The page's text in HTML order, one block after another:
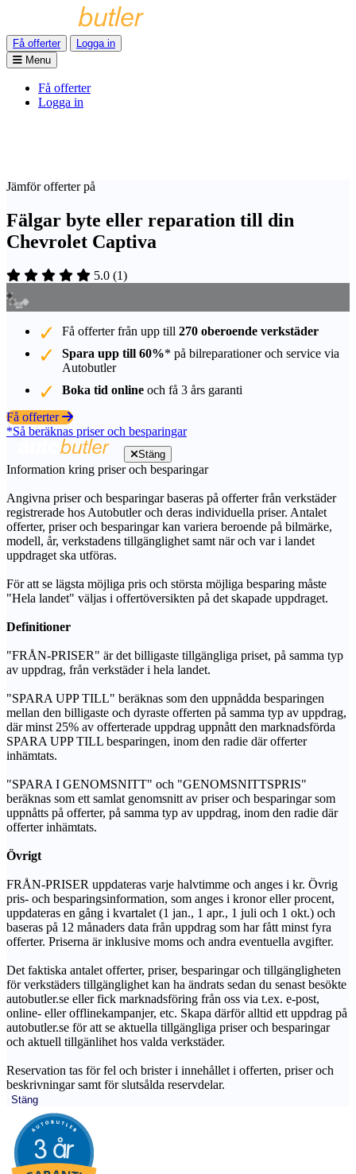
Få offerter
Logga in
Menu
Få offerter
Logga in
Jämför offerter på
Fälgar byte eller reparation till din
Chevrolet Captiva
5.0 (1)
Få offerter från upp till 270 oberoende verkstäder
Spara upp till 60%* på bilreparationer och service via
Autobutler
Boka tid online och få 3 års garanti
Få offerter
*Så beräknas priser och besparingar
Stäng
Information kring priser och besparingar
Angivna priser och besparingar baseras på offerter från verkstäder
registrerade hos Autobutler och deras individuella priser. Antalet
offerter, priser och besparingar kan variera beroende på bilmärke,
modell, år, verkstadens tillgänglighet samt när och var i landet
uppdraget ska utföras.
För att se lägsta möjliga pris och största möjliga besparing måste
"Hela landet" väljas i offertöversikten på det skapade uppdraget.
Definitioner
"FRÅN-PRISER" är det billigaste tillgängliga priset, på samma typ
av uppdrag, från verkstäder i hela landet.
"SPARA UPP TILL" beräknas som den uppnådda besparingen
mellan den billigaste och dyraste offerten på samma typ av uppdrag,
där minst 25% av offerterade uppdrag uppnått den marknadsförda
SPARA UPP TILL besparingen, inom den radie där offerter
inhämtats.
"SPARA I GENOMSNITT" och "GENOMSNITTSPRIS"
beräknas som ett samlat genomsnitt av priser och besparingar som
uppnåtts på offerter, på samma typ av uppdrag, inom den radie där
offerter inhämtats.
Övrigt
FRÅN-PRISER uppdateras varje halvtimme och anges i kr. Övrig
pris- och besparingsinformation, som anges i kronor eller procent,
uppdateras en gång i kvartalet (1 jan., 1 apr., 1 juli och 1 okt.) och
baseras på 12 månaders data från uppdrag som har fått minst fyra
offerter. Priserna är inklusive moms och andra eventuella avgifter.
Det faktiska antalet offerter, priser, besparingar och tillgängligheten
för verkstäders tillgänglighet kan ha ändrats sedan du senast besökte
autobutler.se eller fick marknadsföring från oss via t.ex. e-post,
online- eller offlinekampanjer, etc. Skapa därför alltid ett uppdrag på
autobutler.se för att se aktuella tillgängliga priser och besparingar
och aktuell tillgänlihet hos valda verkstäder.
Reservation tas för fel och brister i innehållet i offerten, priser och
beskrivningar samt för slutsålda reservdelar.
Stäng